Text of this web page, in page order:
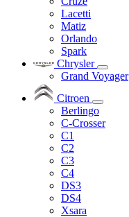
Lacetti
Matiz
Orlando
Spark
Chrysler
Grand Voyager
Citroen
Berlingo
C-Crosser
C1
C2
C3
C4
DS3
DS4
Xsara